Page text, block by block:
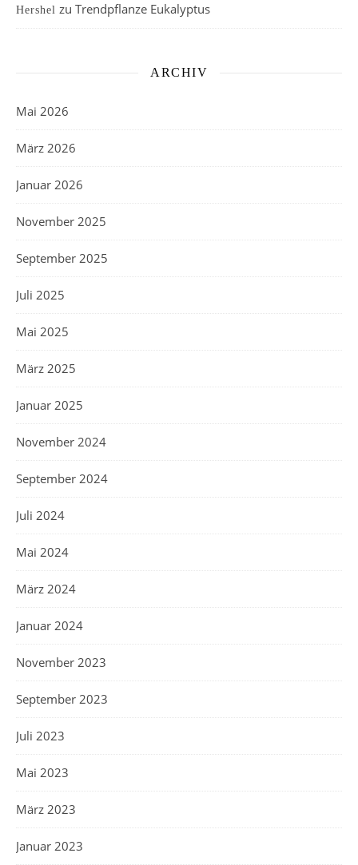
Hershel zu Trendpflanze Eukalyptus
ARCHIV
Mai 2026
März 2026
Januar 2026
November 2025
September 2025
Juli 2025
Mai 2025
März 2025
Januar 2025
November 2024
September 2024
Juli 2024
Mai 2024
März 2024
Januar 2024
November 2023
September 2023
Juli 2023
Mai 2023
März 2023
Januar 2023